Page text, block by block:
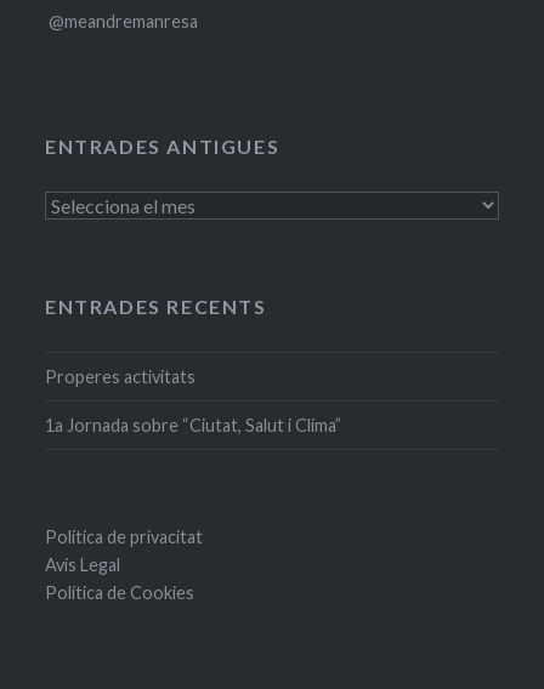
@meandremanresa
ENTRADES ANTIGUES
Entrades
ENTRADES RECENTS
Properes activitats
1a Jornada sobre “Ciutat, Salut i Clima”
Política de privacitat
Avís Legal
Política de Cookies